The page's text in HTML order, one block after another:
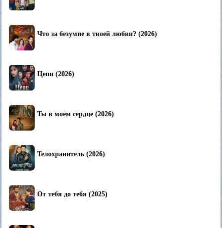
Что за безумие в твоей любви? (2026)
Цепи (2026)
Ты в моем сердце (2026)
Телохранитель (2026)
От тебя до тебя (2025)